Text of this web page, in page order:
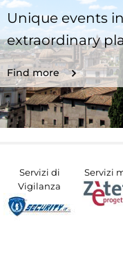
Unique events
extraordinary
Find more
Servizi di
Vigilanza
Servizi